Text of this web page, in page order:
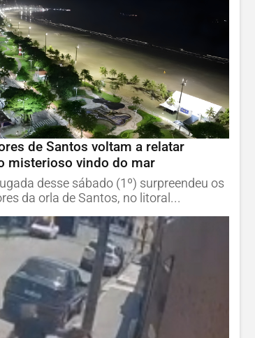
de Santos voltam a relatar
misterioso vindo do mar
desse sábado (1º) surpreendeu os
da orla de Santos, no litoral...